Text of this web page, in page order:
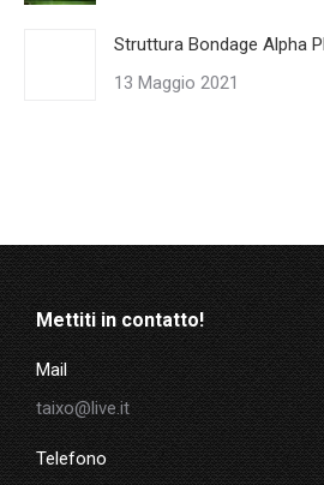
Struttura Bondage Alpha
13 Maggio 2021
Mettiti in contatto!
Mail
taixo@live.it
Telefono